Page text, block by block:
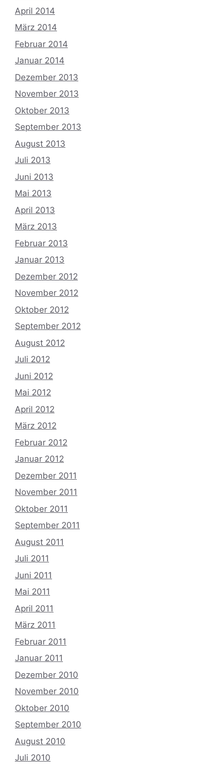
April 2014
März 2014
Februar 2014
Januar 2014
Dezember 2013
November 2013
Oktober 2013
September 2013
August 2013
Juli 2013
Juni 2013
Mai 2013
April 2013
März 2013
Februar 2013
Januar 2013
Dezember 2012
November 2012
Oktober 2012
September 2012
August 2012
Juli 2012
Juni 2012
Mai 2012
April 2012
März 2012
Februar 2012
Januar 2012
Dezember 2011
November 2011
Oktober 2011
September 2011
August 2011
Juli 2011
Juni 2011
Mai 2011
April 2011
März 2011
Februar 2011
Januar 2011
Dezember 2010
November 2010
Oktober 2010
September 2010
August 2010
Juli 2010